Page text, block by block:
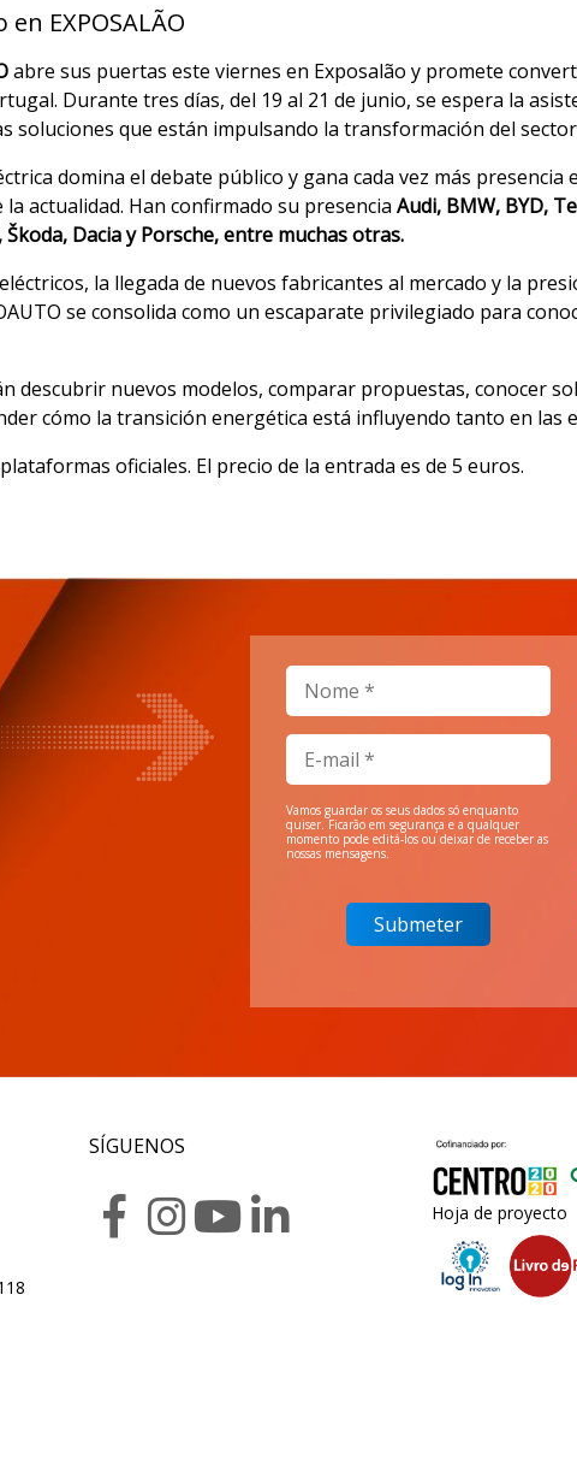
EXPOSALÃO
abre sus puertas este viernes en Exposalão y promete
Durante tres días, del 19 al 21 de junio, se espera la
soluciones que están impulsando la transformación del
domina el debate público y gana cada vez más
actualidad. Han confirmado su presencia Audi, BMW, BYD,
Dacia y Porsche, entre muchas otras.
la llegada de nuevos fabricantes al mercado y la
se consolida como un escaparate privilegiado para
descubrir nuevos modelos, comparar propuestas, conocer
cómo la transición energética está influyendo tanto en las
oficiales. El precio de la entrada es de 5 euros.
Vamos guardar os seus dados só enquanto
quiser. Ficarão em segurança e a qualquer
momento pode editá-los ou deixar de receber as
nossas mensagens.
SÍGUENOS
Hoja de proyecto